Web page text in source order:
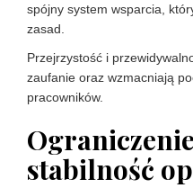
spójny system wsparcia,
zasad.
Przejrzystość i
zaufanie oraz wzmacniają
pracowników.
stabilność